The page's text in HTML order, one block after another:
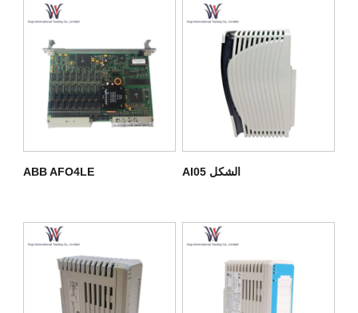
ABB AFO4LE الشكل AI05